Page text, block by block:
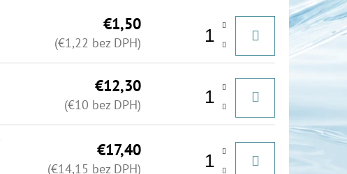
€1,50
(€1,22 bez DPH)
€12,30
(€10 bez DPH)
€17,40
(€14,15 bez DPH)